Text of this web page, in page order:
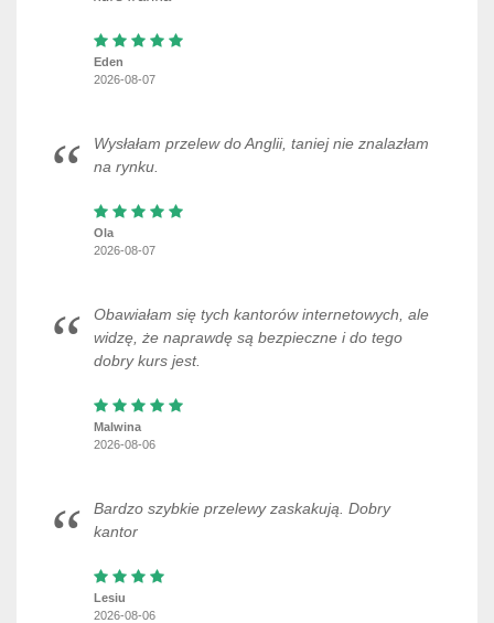
Eden
2026-08-07
Wysłałam przelew do Anglii, taniej nie znalazłam
na rynku.
Ola
2026-08-07
Obawiałam się tych kantorów internetowych, ale
widzę, że naprawdę są bezpieczne i do tego
dobry kurs jest.
Malwina
2026-08-06
Bardzo szybkie przelewy zaskakują. Dobry
kantor
Lesiu
2026-08-06